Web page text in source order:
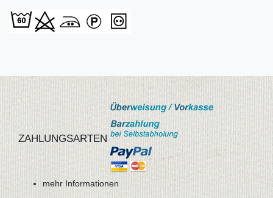
ZAHLUNGSARTEN
mehr Informationen